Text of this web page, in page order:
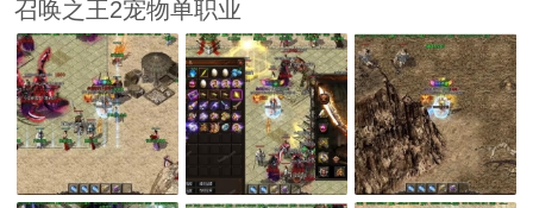
召唤之王2宠物单职业